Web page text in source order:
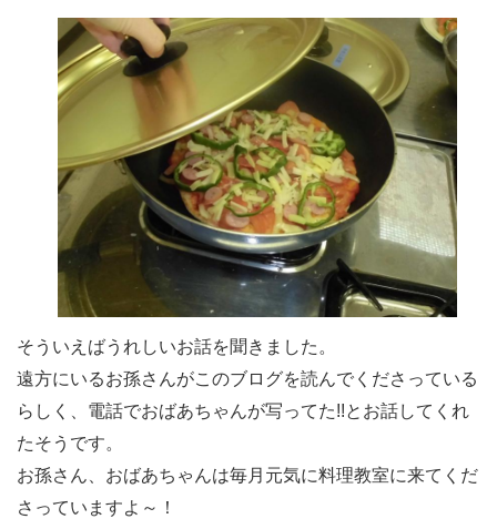
そういえばうれしいお話を聞きました。
遠方にいるお孫さんがこのブログを読んでくださっている
らしく、電話でおばあちゃんが写ってた!!とお話してくれ
たそうです。
お孫さん、おばあちゃんは毎月元気に料理教室に来てくだ
さっていますよ～！